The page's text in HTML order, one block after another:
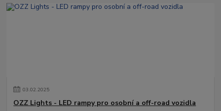
03.02.2025
OZZ Lights - LED rampy pro osobní a off-road vozidla